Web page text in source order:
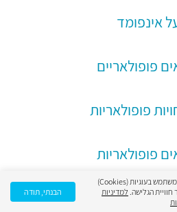
אינפומד
פופולאריים
פופולאריות
פופולאריות
האתר משתמש בעוגיות (Cookies)
חוויית הגלישה. למדיניות
הבנתי, תודה